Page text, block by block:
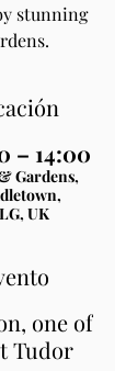
stunning
– 14:00
Gardens,
UK
one of
Tudor